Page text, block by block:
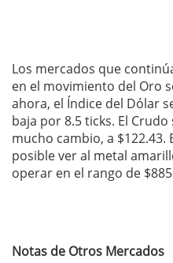
Los mercados que
en el movimiento del Oro
ahora, el Índice del Dólar
baja por 8.5 ticks. El
mucho cambio, a
posible ver al metal
operar en el rango de
Notas de Otros Mercados